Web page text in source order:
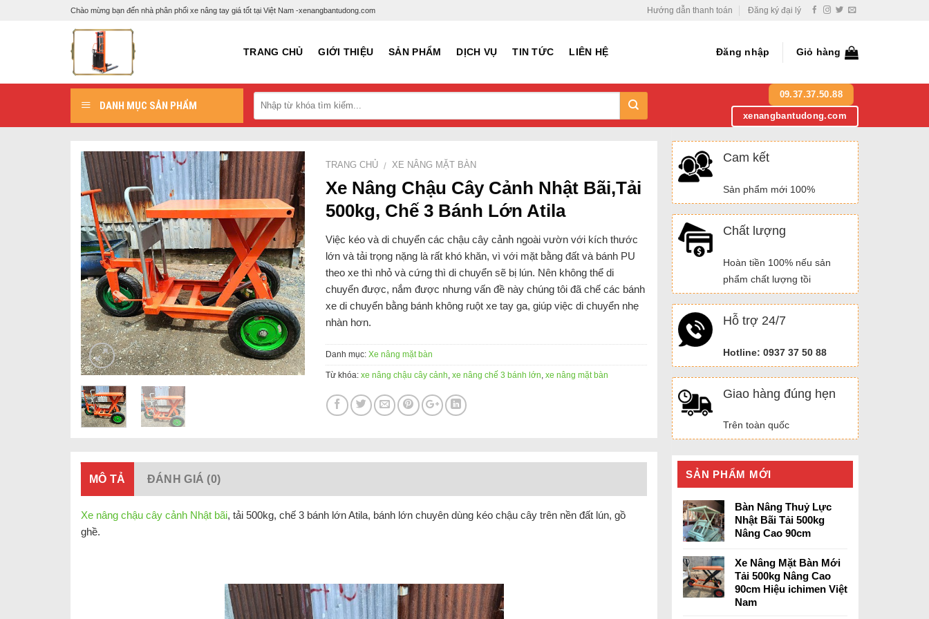
Chào mừng bạn đến nhà phân phối xe nâng tay giá tốt tại Việt Nam -xenangbantudong.com Hướng dẫn thanh toán Đăng ký đại lý
TRANG CHỦ GIỚI THIỆU SẢN PHẨM DỊCH VỤ TIN TỨC LIÊN HỆ Đăng nhập Giỏ hàng
DANH MỤC SẢN PHẨM
09.37.37.50.88
xenangbantudong.com
Cam kết
Sản phẩm mới 100%
Chất lượng
Hoàn tiền 100% nếu sản
phẩm chất lượng tồi
Hỗ trợ 24/7
Hotline: 0937 37 50 88
Giao hàng đúng hẹn
Trên toàn quốc
SẢN PHẨM MỚI
Bàn Nâng Thuỷ Lực
Nhật Bãi Tải 500kg
Nâng Cao 90cm
Xe Nâng Mặt Bàn Mới
Tải 500kg Nâng Cao
90cm Hiệu ichimen Việt
Nam
TRANG CHỦ / XE NÂNG MẶT BÀN
Xe Nâng Chậu Cây Cảnh Nhật Bãi,Tải
500kg, Chế 3 Bánh Lớn Atila
Việc kéo và di chuyển các chậu cây cảnh ngoài vườn với kích thước
lớn và tải trọng nặng là rất khó khăn, vì với mặt bằng đất và bánh PU
theo xe thì nhỏ và cứng thì di chuyển sẽ bị lún. Nên không thể di
chuyển được, nắm được nhưng vấn đề này chúng tôi đã chế các bánh
xe di chuyển bằng bánh không ruột xe tay ga, giúp việc di chuyển nhẹ
nhàn hơn.
Danh mục: Xe nâng mặt bàn
Từ khóa: xe nâng chậu cây cảnh, xe nâng chế 3 bánh lớn, xe nâng mặt bàn
MÔ TẢ ĐÁNH GIÁ (0)
Xe nâng chậu cây cảnh Nhật bãi, tải 500kg, chế 3 bánh lớn Atila, bánh lớn chuyên dùng kéo chậu cây trên nền đất lún, gồ
ghề.